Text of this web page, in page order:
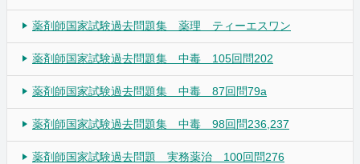
薬剤師国家試験過去問題集 薬理 ティーエスワン
薬剤師国家試験過去問題集 中毒 105回問202
薬剤師国家試験過去問題集 中毒 87回問79a
薬剤師国家試験過去問題集 中毒 98回問236,237
薬剤師国家試験過去問題 実務薬治 100回問276